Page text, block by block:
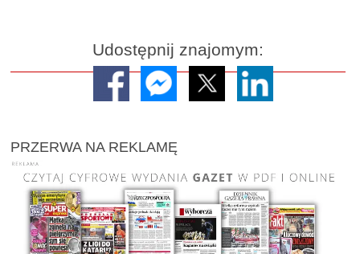
Udostępnij znajomym:
PRZERWA NA REKLAMĘ